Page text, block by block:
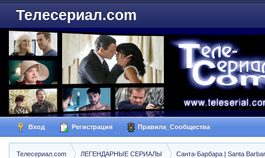
Телесериал.com
Вход Регистрация Правила_Сообщества
Телесериал.com ЛЕГЕНДАРНЫЕ СЕРИАЛЫ Санта-Барбара | Santa